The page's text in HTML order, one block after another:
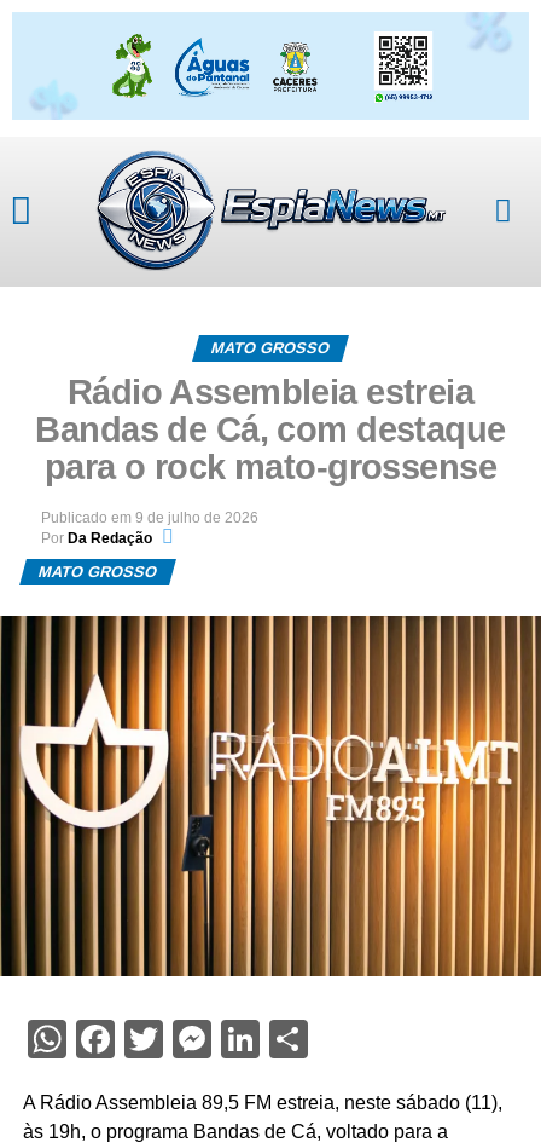
MATO GROSSO
Rádio Assembleia estreia
Bandas de Cá, com destaque
para o rock mato-grossense
Publicado em 9 de julho de 2026
Por Da Redação
MATO GROSSO
WhatsApp
Facebook
Twitter
Messenger
LinkedIn
Share
A Rádio Assembleia 89,5 FM estreia, neste sábado (11),
às 19h, o programa Bandas de Cá, voltado para a